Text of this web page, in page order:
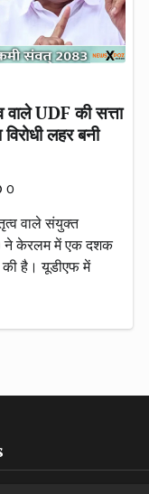
UDF की सत्ता
लहर बनी
0
वाले संयुक्त
ने केरलम में एक दशक
की है। यूडीएफ में